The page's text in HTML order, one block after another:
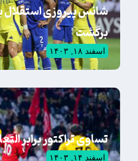
شانس پیروزی استقلال
برگشت
اسفند ۱۸, ۱۴۰۳
تساوی تراکتور برابر
اسفند ۱۴, ۱۴۰۳